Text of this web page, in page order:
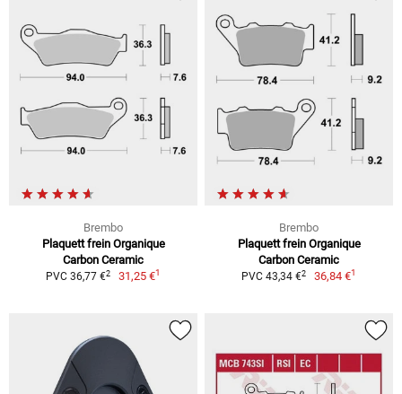
Brembo
Plaquett frein Organique
Carbon Ceramic
PVC 36,77 €2 31,25 €1
Brembo
Plaquett frein Organique
Carbon Ceramic
PVC 43,34 €2 36,84 €1